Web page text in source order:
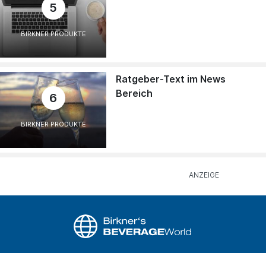
5
BIRKNER PRODUKTE
6
BIRKNER PRODUKTE
Ratgeber-Text im News
Bereich